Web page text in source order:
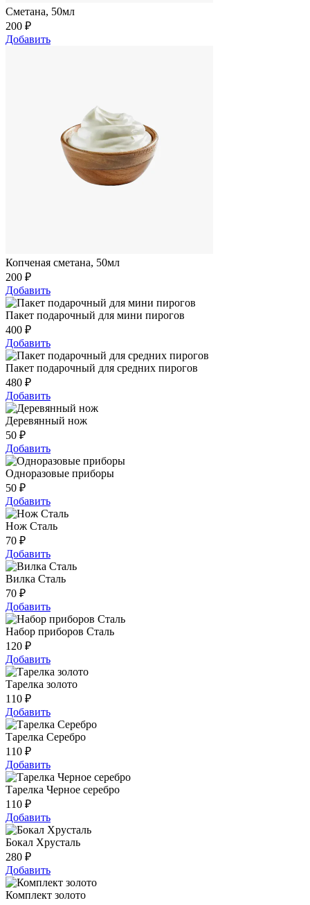
Сметана, 50мл
200 ₽
Добавить
Копченая сметана, 50мл
200 ₽
Добавить
Пакет подарочный для мини пирогов
400 ₽
Добавить
Пакет подарочный для средних пирогов
480 ₽
Добавить
Деревянный нож
50 ₽
Добавить
Одноразовые приборы
50 ₽
Добавить
Нож Сталь
70 ₽
Добавить
Вилка Сталь
70 ₽
Добавить
Набор приборов Сталь
120 ₽
Добавить
Тарелка золото
110 ₽
Добавить
Тарелка Серебро
110 ₽
Добавить
Тарелка Черное серебро
110 ₽
Добавить
Бокал Хрусталь
280 ₽
Добавить
Комплект золото